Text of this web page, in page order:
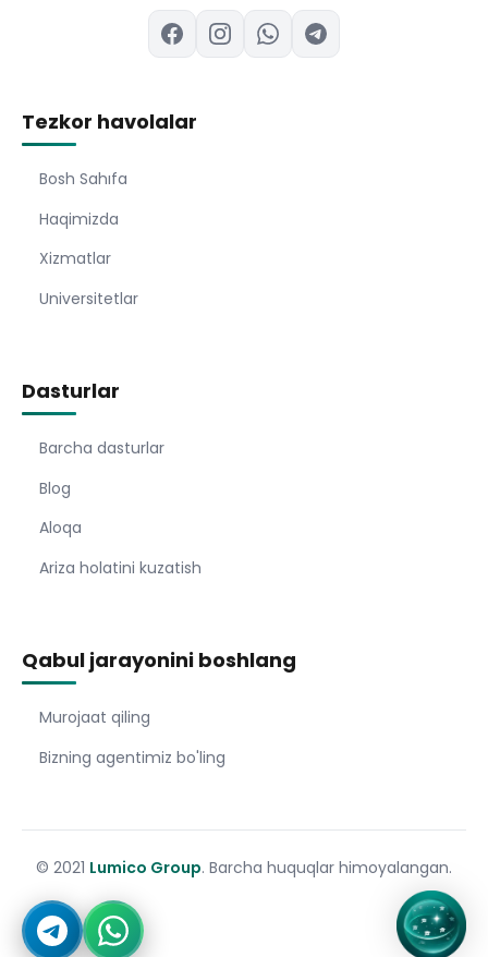
Tezkor havolalar
Bosh Sahıfa
Haqimizda
Xizmatlar
Universitetlar
Dasturlar
Barcha dasturlar
Blog
Aloqa
Ariza holatini kuzatish
Qabul jarayonini boshlang
Murojaat qiling
Bizning agentimiz bo'ling
© 2021 Lumico Group. Barcha huquqlar himoyalangan.